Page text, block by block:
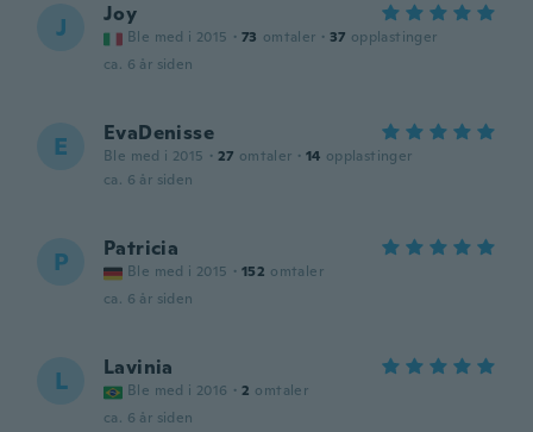
J Joy
Ble med i 2015 · 73 omtaler · 37 opplastinger
ca. 6 år siden
E EvaDenisse
Ble med i 2015 · 27 omtaler · 14 opplastinger
ca. 6 år siden
P Patricia
Ble med i 2015 · 152 omtaler
ca. 6 år siden
L Lavinia
Ble med i 2016 · 2 omtaler
ca. 6 år siden